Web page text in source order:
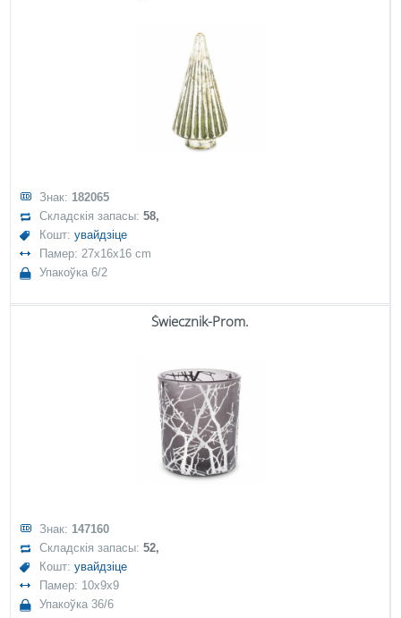
Знак: 182065
Складскія запасы:58,
Кошт:увайдзіце
Памер: 27x16x16 cm
Упакоўка 6/2
Świecznik-Prom.
Знак: 147160
Складскія запасы:52,
Кошт:увайдзіце
Памер: 10x9x9
Упакоўка 36/6